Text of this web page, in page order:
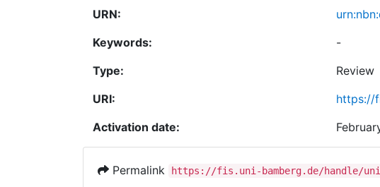
URN:
Keywords:
-
Type:
Review
URI:
https://
Activation date:
Permalink https://fis.uni-bamberg.de/handle/